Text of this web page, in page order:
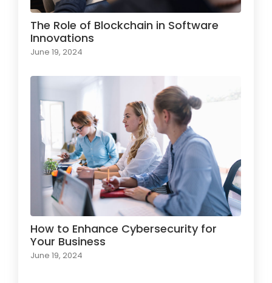
The Role of Blockchain in Software
Innovations
June 19, 2024
How to Enhance Cybersecurity for
Your Business
June 19, 2024